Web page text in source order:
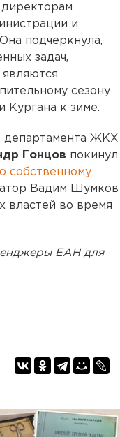
и
подчеркнула,
задач,
сезону
Кургана к зиме.
департамента ЖКХ
Гонцов покинул
собственному
Вадим Шумков
властей во время
ЕАН для